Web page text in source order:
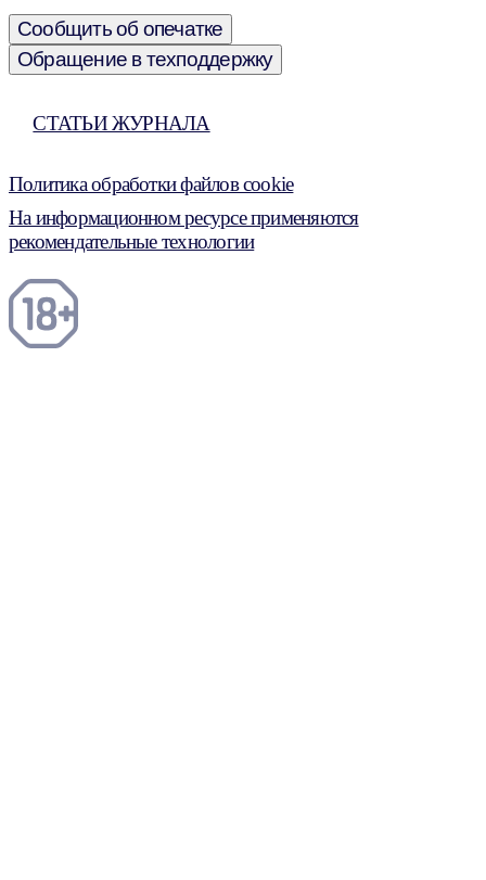
Сообщить об опечатке
Обращение в техподдержку
СТАТЬИ ЖУРНАЛА
Политика обработки файлов cookie
На информационном ресурсе применяются
рекомендательные технологии